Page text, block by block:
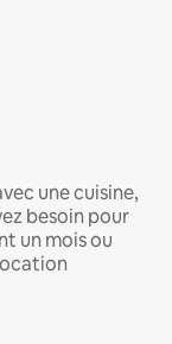
une cuisine,
besoin pour
un mois ou